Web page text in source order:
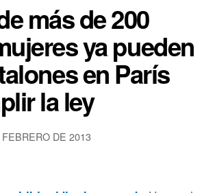
más de 200
ya pueden
en París
la ley
DE 2013